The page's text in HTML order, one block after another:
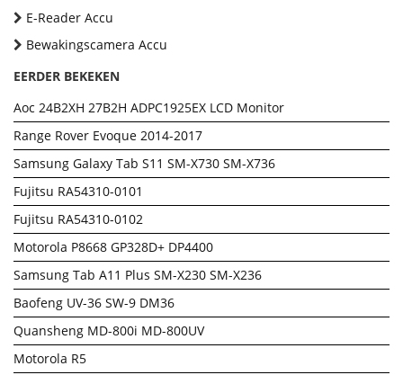
E-Reader Accu
Bewakingscamera Accu
EERDER BEKEKEN
Aoc 24B2XH 27B2H ADPC1925EX LCD Monitor
Range Rover Evoque 2014-2017
Samsung Galaxy Tab S11 SM-X730 SM-X736
Fujitsu RA54310-0101
Fujitsu RA54310-0102
Motorola P8668 GP328D+ DP4400
Samsung Tab A11 Plus SM-X230 SM-X236
Baofeng UV-36 SW-9 DM36
Quansheng MD-800i MD-800UV
Motorola R5